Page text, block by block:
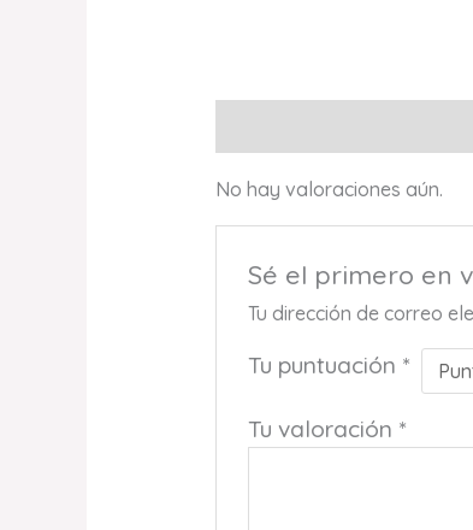
No hay valoraciones aún.
Sé el primero en
Tu dirección de correo
Tu puntuación *
Tu valoración *